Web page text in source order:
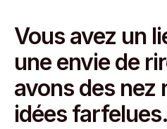
Vous avez un
une envie de
avons des nez
idées farfelues.